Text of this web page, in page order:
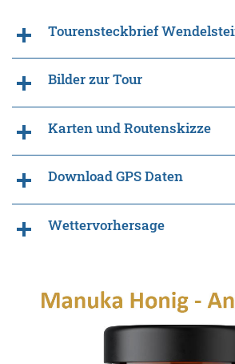
Tourensteckbrief
Bilder zur Tour
Karten und Routenskizze
Download GPS Daten
Wettervorhersage